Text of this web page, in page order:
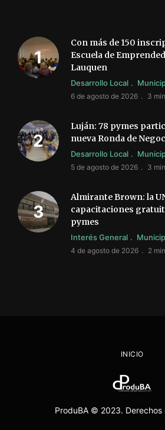
Con más de 150
Escuela de
Lauquen
Desarrollo Local
6 de agosto de 2026 3
Luján: 78 pymes
nueva Ronda de
Desarrollo Local
5 de agosto de 2026 3
Almirante Brown: la
capacitaciones
pymes
Interés General
4 de agosto de 2026 2
INICIO
ProduBA © 2023. Derechos